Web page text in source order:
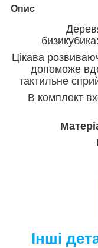
Опис
бизикубика:
Цікава
допоможе
тактильне
В комплект
Інші